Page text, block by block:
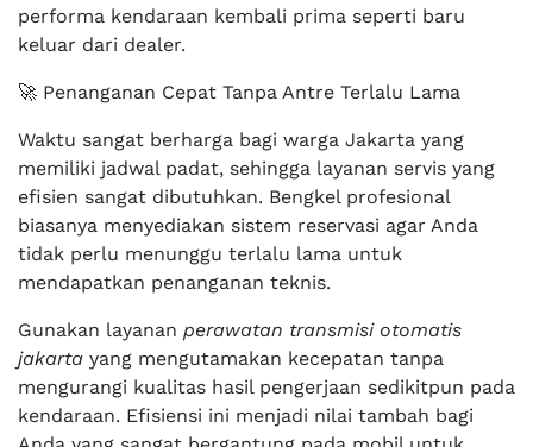
performa kendaraan kembali prima seperti baru
keluar dari dealer.
🚀 Penanganan Cepat Tanpa Antre Terlalu Lama
Waktu sangat berharga bagi warga Jakarta yang
memiliki jadwal padat, sehingga layanan servis yang
efisien sangat dibutuhkan. Bengkel profesional
biasanya menyediakan sistem reservasi agar Anda
tidak perlu menunggu terlalu lama untuk
mendapatkan penanganan teknis.
Gunakan layanan perawatan transmisi otomatis
jakarta yang mengutamakan kecepatan tanpa
mengurangi kualitas hasil pengerjaan sedikitpun pada
kendaraan. Efisiensi ini menjadi nilai tambah bagi